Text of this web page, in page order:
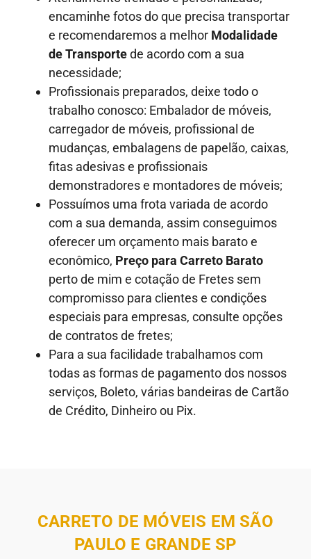
encaminhe fotos do que precisa transportar
e recomendaremos a melhor Modalidade
de Transportede acordo com a sua
necessidade;
Profissionais preparados, deixe todo o
trabalho conosco: Embalador de móveis,
carregador de móveis, profissional de
mudanças, embalagens de papelão, caixas,
fitas adesivas e profissionais
demonstradores e montadores de móveis;
Possuímos uma frota variada de acordo
com a sua demanda, assim conseguimos
oferecer um orçamento mais barato e
econômico, Preço para Carreto Barato
perto de mim e cotação de Fretes sem
compromisso para clientes e condições
especiais para empresas, consulte opções
de contratos de fretes;
Para a sua facilidade trabalhamos com
todas as formas de pagamento dos nossos
serviços, Boleto, várias bandeiras de Cartão
de Crédito, Dinheiro ou Pix.
CARRETO DE MÓVEIS EM SÃO
PAULO E GRANDE SP